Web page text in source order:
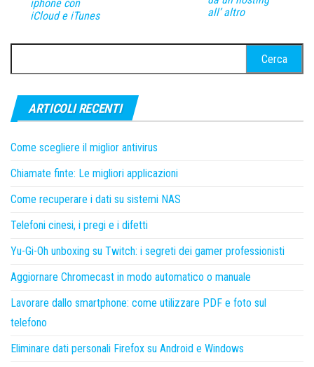
iphone con
iCloud e iTunes
all’ altro
per:
ARTICOLI RECENTI
Come scegliere il miglior antivirus
Chiamate finte: Le migliori applicazioni
Come recuperare i dati su sistemi NAS
Telefoni cinesi, i pregi e i difetti
Yu-Gi-Oh unboxing su Twitch: i segreti dei gamer professionisti
Aggiornare Chromecast in modo automatico o manuale
Lavorare dallo smartphone: come utilizzare PDF e foto sul
telefono
Eliminare dati personali Firefox su Android e Windows